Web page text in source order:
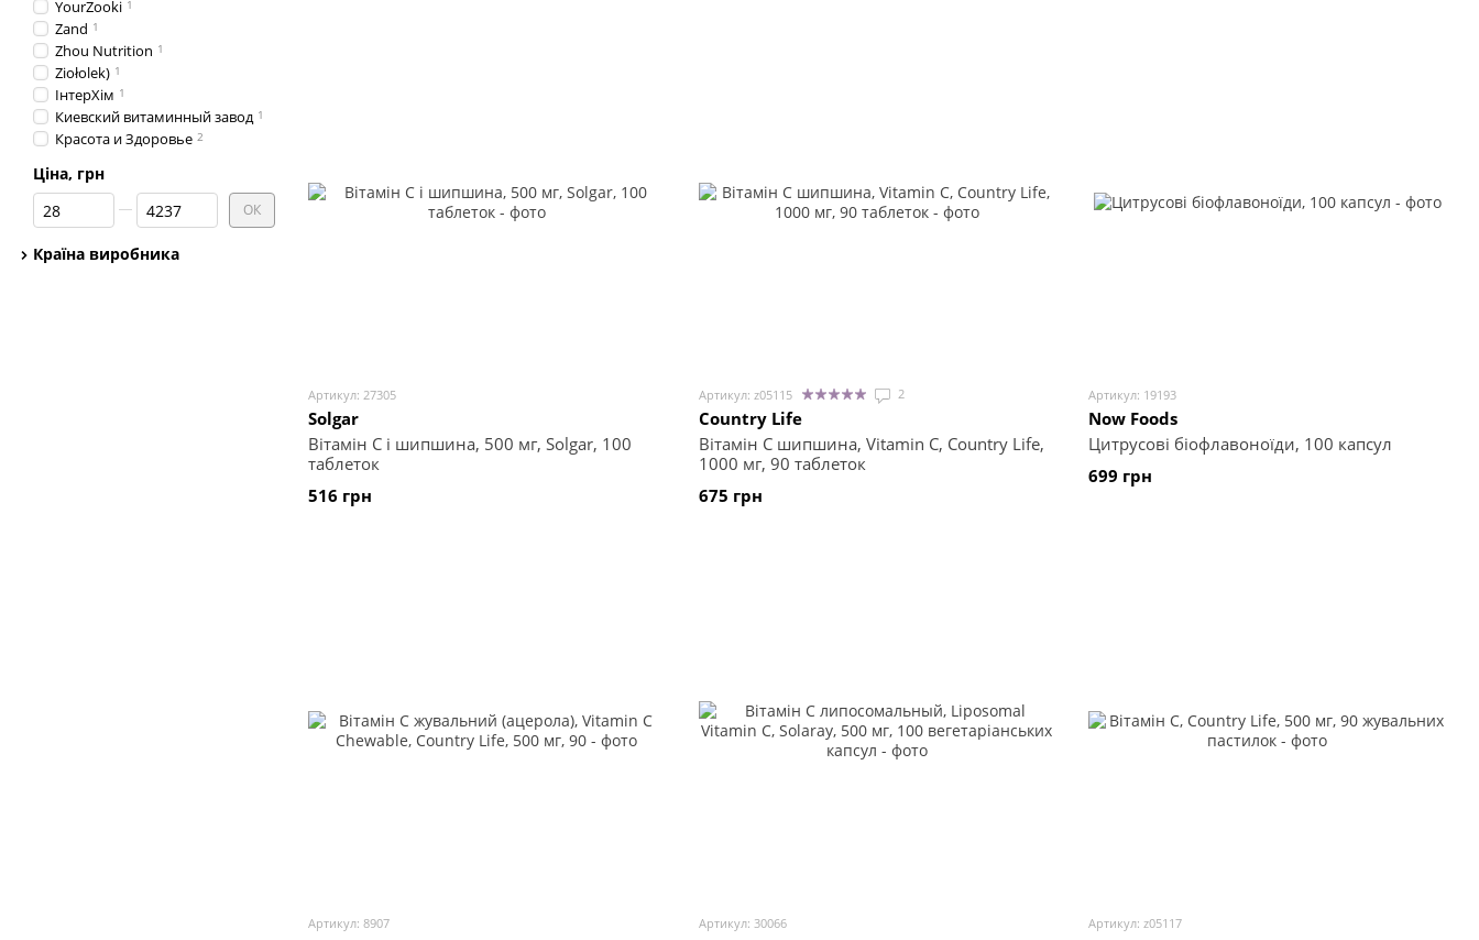
Артикул: 27305
Solgar
Вітамін С і шипшина, 500 мг, Solgar, 100
таблеток
516 грн
Артикул: z05115 2
Country Life
Вітамін С шипшина, Vitamin C, Country Life,
1000 мг, 90 таблеток
675 грн
Артикул: 19193
Now Foods
Цитрусові біофлавоноїди, 100 капсул
699 грн
Артикул: 8907 Артикул: 30066 Артикул: z05117
YourZooki 1
Zand 1
Zhou Nutrition 1
Ziołolek) 1
ІнтерХім 1
Киевский витаминный завод 1
Красота и Здоровье 2
Ціна, грн
Від Ціна, грн
До Ціна, грн ОК
Країна виробника